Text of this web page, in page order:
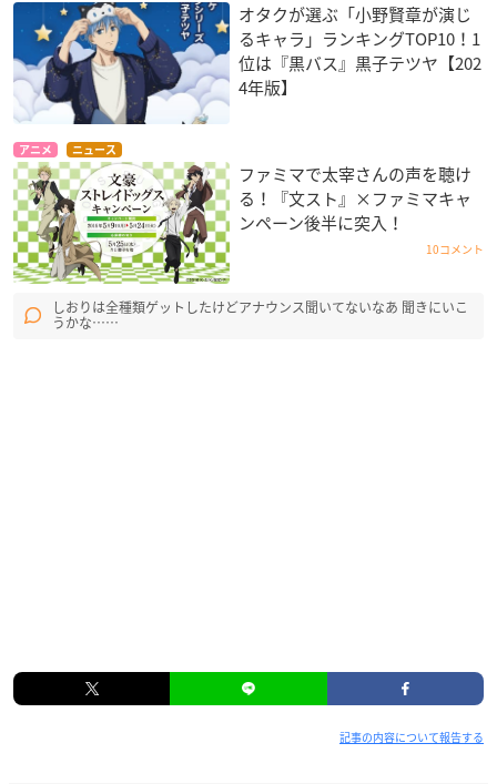
オタクが選ぶ「小野賢章が演じ
るキャラ」ランキングTOP10！1
位は『黒バス』黒子テツヤ【202
4年版】
アニメ ニュース
ファミマで太宰さんの声を聴け
る！『文スト』×ファミマキャ
ンペーン後半に突入！
10コメント
しおりは全種類ゲットしたけどアナウンス聞いてないなあ 聞きにいこ
うかな……
記事の内容について報告する